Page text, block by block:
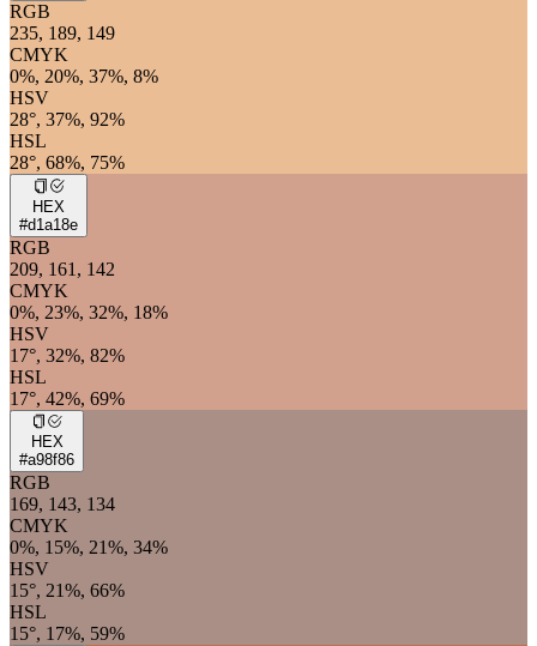
RGB
235, 189, 149
CMYK
0%, 20%, 37%, 8%
HSV
28°, 37%, 92%
HSL
28°, 68%, 75%
HEX
#d1a18e
RGB
209, 161, 142
CMYK
0%, 23%, 32%, 18%
HSV
17°, 32%, 82%
HSL
17°, 42%, 69%
HEX
#a98f86
RGB
169, 143, 134
CMYK
0%, 15%, 21%, 34%
HSV
15°, 21%, 66%
HSL
15°, 17%, 59%